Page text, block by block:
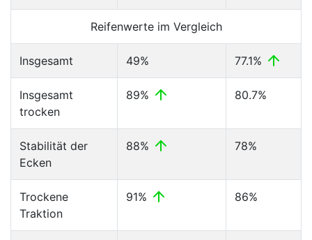
Reifenwerte im Vergleich
Insgesamt 49% 77.1%
Insgesamt
trocken
89% 80.7%
Stabilität der
Ecken
88% 78%
Trockene
Traktion
91% 86%